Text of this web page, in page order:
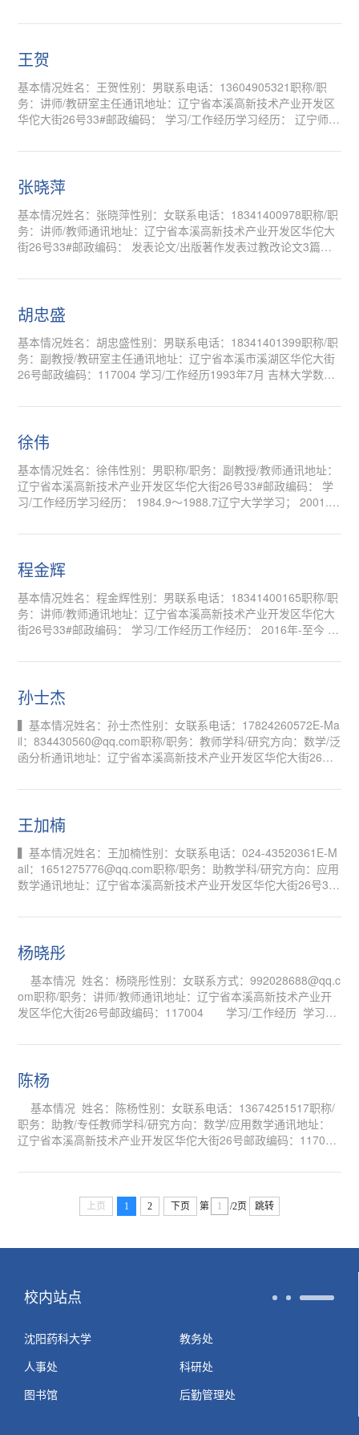
王贺
基本情况姓名：王贺性别：男联系电话：13604905321职称/职
务：讲师/教研室主任通讯地址：辽宁省本溪高新技术产业开发区
华佗大街26号33#邮政编码： 学习/工作经历学习经历： 辽宁师范
张晓萍
基本情况姓名：张晓萍性别：女联系电话：18341400978职称/职
务：讲师/教师通讯地址：辽宁省本溪高新技术产业开发区华佗大
街26号33#邮政编码： 发表论文/出版著作发表过教改论文3篇，
胡忠盛
基本情况姓名：胡忠盛性别：男联系电话：18341401399职称/职
务：副教授/教研室主任通讯地址：辽宁省本溪市溪湖区华佗大街
26号邮政编码：117004 学习/工作经历1993年7月 吉林大学数学
徐伟
基本情况姓名：徐伟性别：男职称/职务：副教授/教师通讯地址：
辽宁省本溪高新技术产业开发区华佗大街26号33#邮政编码： 学
习/工作经历学习经历： 1984.9～1988.7辽宁大学学习； 2001.9
程金辉
基本情况姓名：程金辉性别：男联系电话：18341400165职称/职
务：讲师/教师通讯地址：辽宁省本溪高新技术产业开发区华佗大
街26号33#邮政编码： 学习/工作经历工作经历： 2016年-至今 沈
孙士杰
▍基本情况姓名：孙士杰性别：女联系电话：17824260572E-Ma
il：834430560@qq.com职称/职务：教师学科/研究方向：数学/泛
函分析通讯地址：辽宁省本溪高新技术产业开发区华佗大街26号
天津工业大学 理学院数学与应用数学专业 理学学士2018.09-202
021.08-至今 沈阳药科大学 数学教研室教
王加楠
▍基本情况姓名：王加楠性别：女联系电话：024-43520361E-M
ail：1651275776@qq.com职称/职务：助教学科/研究方向：应用
数学通讯地址：辽宁省本溪高新技术产业开发区华佗大街26号33
学
杨晓彤
基本情况 姓名：杨晓彤性别：女联系方式：992028688@qq.c
om职称/职务：讲师/教师通讯地址：辽宁省本溪高新技术产业开
发区华佗大街26号邮政编码：117004 学习/工作经历 学习经
2020 南昌大学 统计学专业 理学硕士工作经历：2020-2021 中国
据所 科研岗；2023-至今 沈阳药科大学医疗器械学院 教师 ...
陈杨
基本情况 姓名：陈杨性别：女联系电话：13674251517职称/
职务：助教/专任教师学科/研究方向：数学/应用数学通讯地址：
辽宁省本溪高新技术产业开发区华佗大街26号邮政编码：117004
省通化市通化师范学院数学与应用数学专业 2020.07-
09-2024.06 辽宁省大连市大连交通大学理学院数学专业工作经
上页 1 2 下页 第 /2页 跳转
校内站点
沈阳药科大学
教务处
人事处
科研处
图书馆
后勤管理处